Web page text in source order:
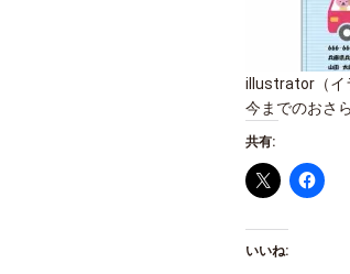
illustrator（イ
今までのおさ
共有:
いいね: